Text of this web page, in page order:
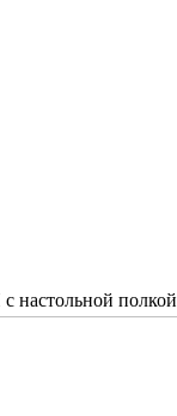
настольной полкой